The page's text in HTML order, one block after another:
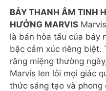
BẢY THANH ÂM TINH
HƯỞNG MARVIS
là bản hòa tấu của bảy
bậc cảm xúc riêng biệt.
răng miệng thường
Marvis len lỏi mọi giác
thức sáng tạo và phong